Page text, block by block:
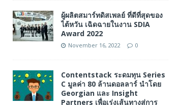
ผู้ผลิตสมาร์ทดิสเพลย์ ที่ดีที่สุดของ
ไต้หวัน เฉิดฉายในงาน SDIA
Award 2022
November 16, 2022 0
Contentstack ระดมทุน Series
C มูลค่า 80 ล้านดอลลาร์ นำโดย
Georgian และ Insight
Partners เพื่อเร่งเส้นทางสู่การ